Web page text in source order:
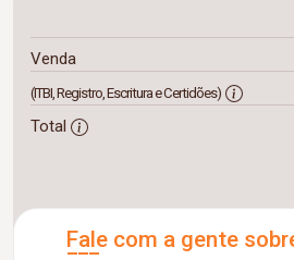
Venda
(ITBI, Registro, Escritura e Certidões)
Total
Fale com a gente